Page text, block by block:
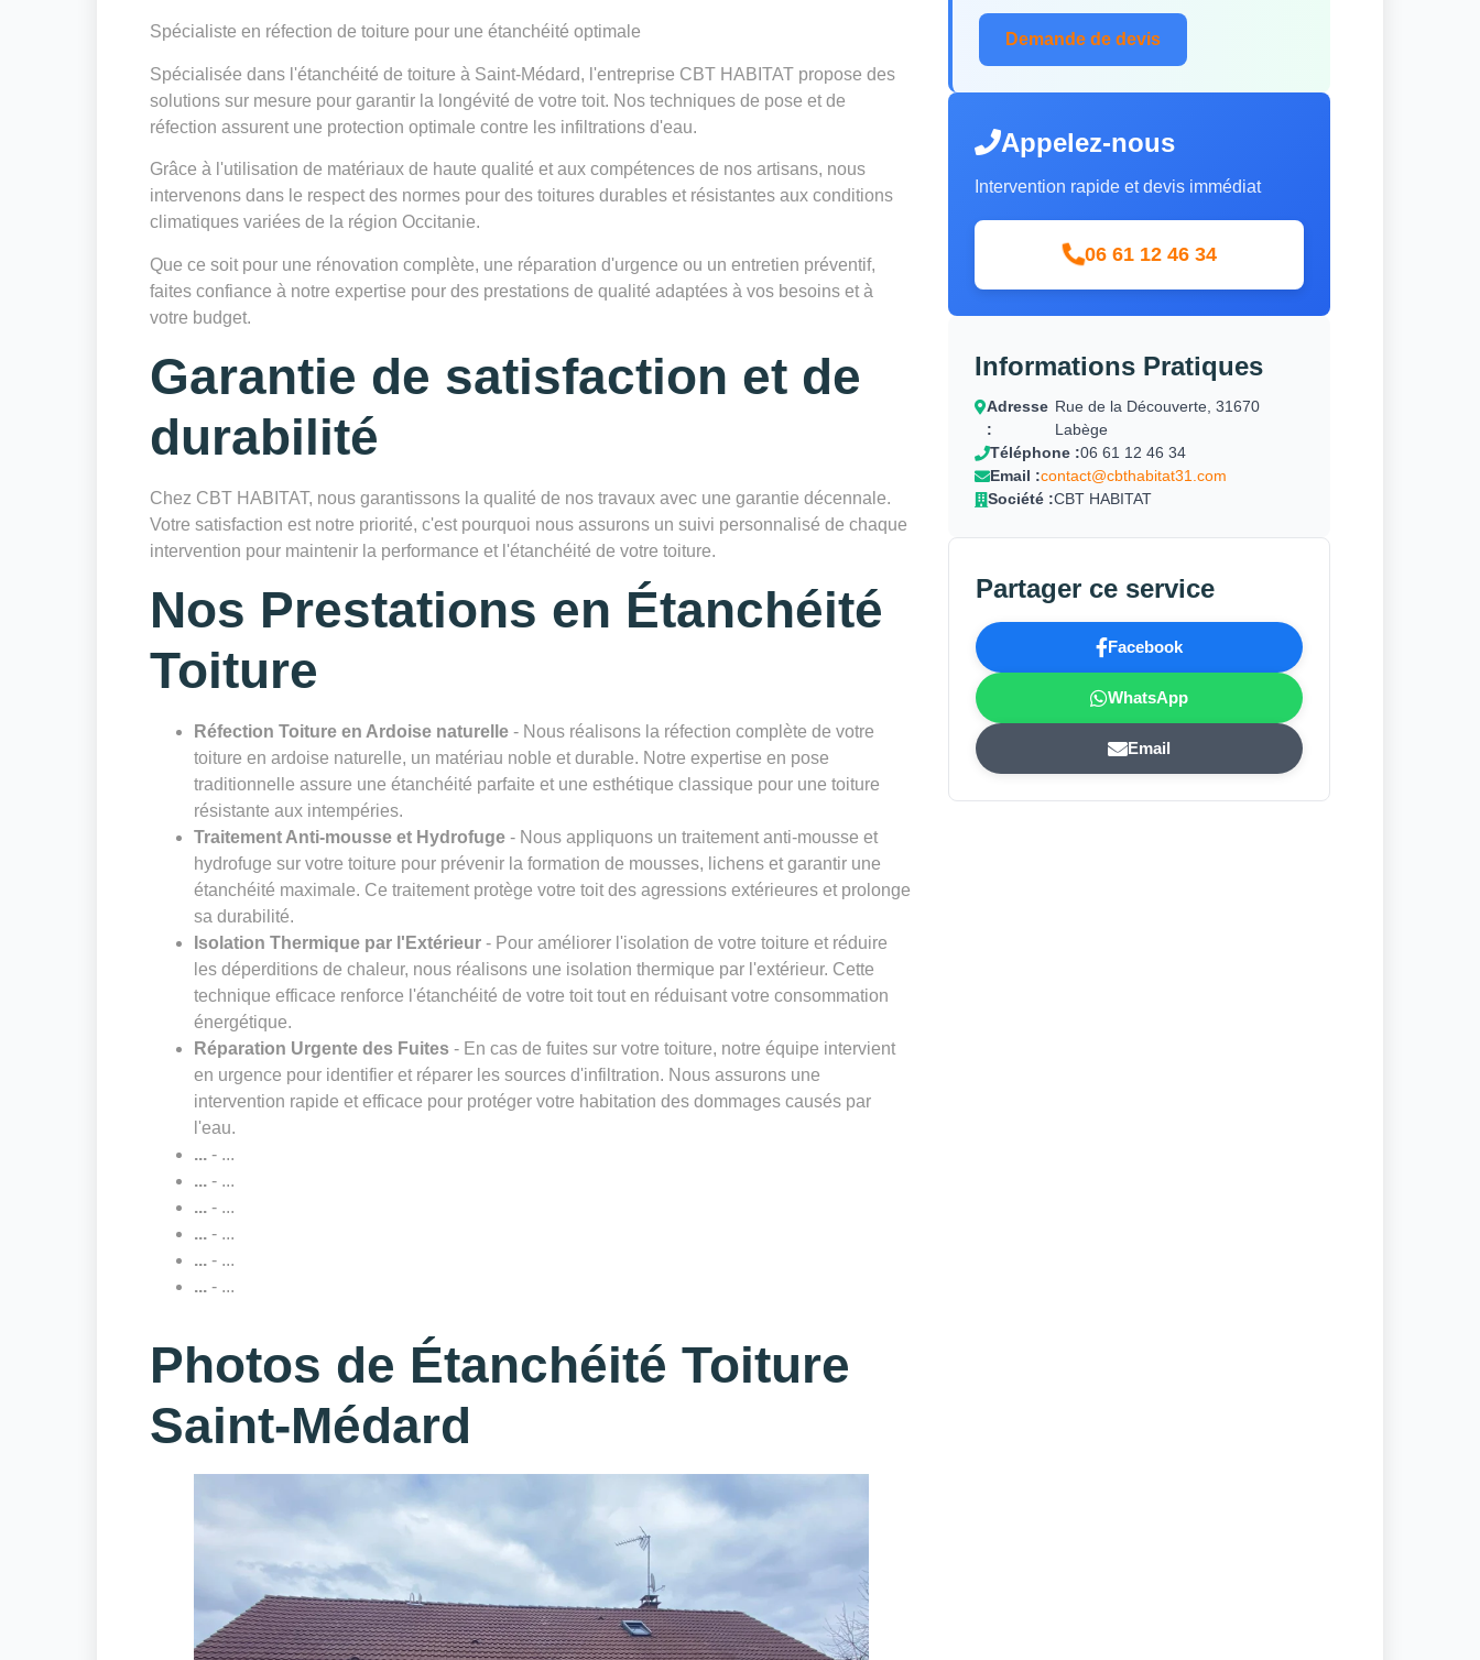
Spécialiste en réfection de toiture pour une étanchéité optimale
Spécialisée dans l'étanchéité de toiture à Saint-Médard, l'entreprise CBT HABITAT propose des
solutions sur mesure pour garantir la longévité de votre toit. Nos techniques de pose et de
réfection assurent une protection optimale contre les infiltrations d'eau.
Grâce à l'utilisation de matériaux de haute qualité et aux compétences de nos artisans, nous
intervenons dans le respect des normes pour des toitures durables et résistantes aux conditions
climatiques variées de la région Occitanie.
Que ce soit pour une rénovation complète, une réparation d'urgence ou un entretien préventif,
faites confiance à notre expertise pour des prestations de qualité adaptées à vos besoins et à
votre budget.
Garantie de satisfaction et de
durabilité
Chez CBT HABITAT, nous garantissons la qualité de nos travaux avec une garantie décennale.
Votre satisfaction est notre priorité, c'est pourquoi nous assurons un suivi personnalisé de chaque
intervention pour maintenir la performance et l'étanchéité de votre toiture.
Nos Prestations en Étanchéité
Toiture
Réfection Toiture en Ardoise naturelle - Nous réalisons la réfection complète de votre
toiture en ardoise naturelle, un matériau noble et durable. Notre expertise en pose
traditionnelle assure une étanchéité parfaite et une esthétique classique pour une toiture
résistante aux intempéries.
Traitement Anti-mousse et Hydrofuge - Nous appliquons un traitement anti-mousse et
hydrofuge sur votre toiture pour prévenir la formation de mousses, lichens et garantir une
étanchéité maximale. Ce traitement protège votre toit des agressions extérieures et prolonge
sa durabilité.
Isolation Thermique par l'Extérieur - Pour améliorer l'isolation de votre toiture et réduire
les déperditions de chaleur, nous réalisons une isolation thermique par l'extérieur. Cette
technique efficace renforce l'étanchéité de votre toit tout en réduisant votre consommation
énergétique.
Réparation Urgente des Fuites - En cas de fuites sur votre toiture, notre équipe intervient
en urgence pour identifier et réparer les sources d'infiltration. Nous assurons une
intervention rapide et efficace pour protéger votre habitation des dommages causés par
l'eau.
... - ...
... - ...
... - ...
... - ...
... - ...
... - ...
Photos de Étanchéité Toiture
Saint-Médard
Demande de devis
Appelez-nous
Intervention rapide et devis immédiat
06 61 12 46 34
Informations Pratiques
Adresse
:
Rue de la Découverte, 31670
Labège
Téléphone :06 61 12 46 34
Email :contact@cbthabitat31.com
Société :CBT HABITAT
Partager ce service
Facebook
WhatsApp
Email